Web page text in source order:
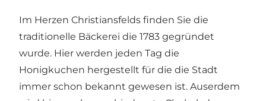
Im Herzen Christiansfelds finden Sie die
traditionelle Bäckerei die 1783 gegründet
wurde. Hier werden jeden Tag die
Honigkuchen hergestellt für die die Stadt
immer schon bekannt gewesen ist. Auserdem